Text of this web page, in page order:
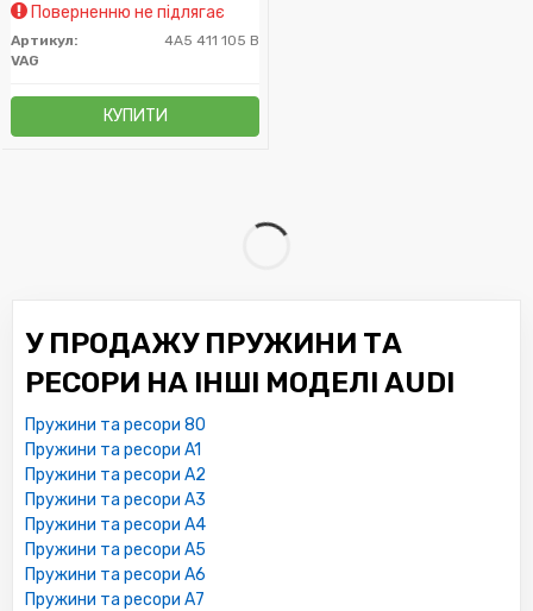
Поверненню не підлягає
Артикул:
4A5 411 105 B
VAG
КУПИТИ
У ПРОДАЖУ ПРУЖИНИ ТА
РЕСОРИ НА ІНШІ МОДЕЛІ AUDI
Пружини та ресори 80
Пружини та ресори A1
Пружини та ресори A2
Пружини та ресори A3
Пружини та ресори A4
Пружини та ресори A5
Пружини та ресори A6
Пружини та ресори A7